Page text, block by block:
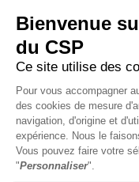
Politique de
Mentions légales